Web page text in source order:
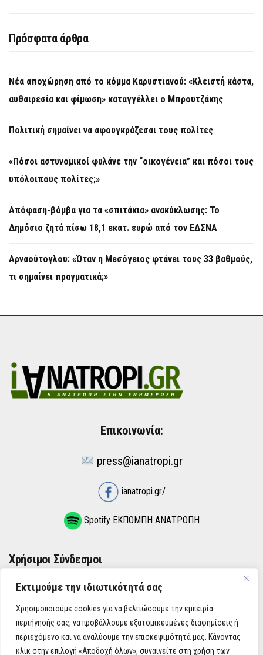
Εκτιμούμε την ιδιωτικότητά σας
Χρησιμοποιούμε cookies για να βελτιώσουμε την εμπειρία
περιήγησής σας, να προβάλλουμε εξατομικευμένες διαφημίσεις ή
περιεχόμενο και να αναλύουμε την επισκεψιμότητά μας. Κάνοντας
κλικ στην επιλογή «Αποδοχή όλων», συναινείτε στη χρήση των
Πρόσφατα άρθρα
Νέα αποχώρηση από το κόμμα Καρυστιανού: «Κλειστή κάστα,
αυθαιρεσία και φίμωση» καταγγέλλει ο Μπρουτζάκης
Πολιτική σημαίνει να αφουγκράζεσαι τους πολίτες
«Πόσοι αστυνομικοί φυλάνε την “οικογένεια” και πόσοι τους
υπόλοιπους πολίτες;»
Απόφαση-βόμβα για τα «σπιτάκια» ανακύκλωσης: Το
Δημόσιο ζητά πίσω 18,1 εκατ. ευρώ από τον ΕΔΣΝΑ
Αρναούτογλου: «Όταν η Μεσόγειος φτάνει τους 33 βαθμούς,
τι σημαίνει πραγματικά;»
Επικοινωνία:
press@ianatropi.gr
ianatropi.gr/
Spotify ΕΚΠΟΜΠΗ ΑΝΑΤΡΟΠΗ
Χρήσιμοι Σύνδεσμοι
ΌΡΟΙ ΧΡΉΣΗΣ
ΠΟΛΙΤΙΚΉ ΑΠΟΡΡΉΤΟΥ